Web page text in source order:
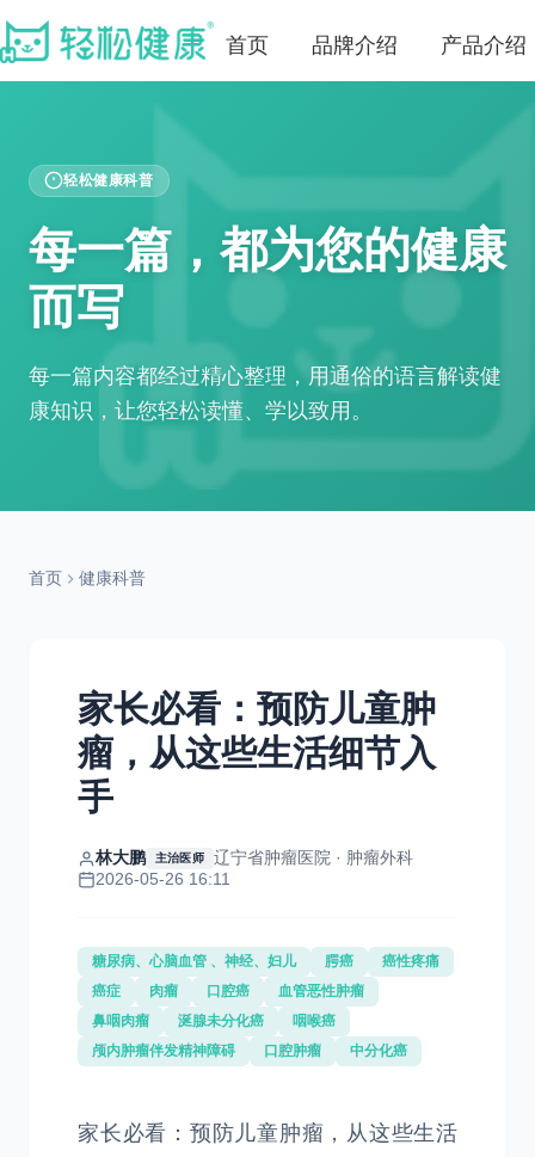
首页 品牌介绍 产品介绍
轻松健康科普
每一篇，都为您的健康
而写
每一篇内容都经过精心整理，用通俗的语言解读健
康知识，让您轻松读懂、学以致用。
首页 健康科普
家长必看：预防儿童肿
瘤，从这些生活细节入
手
林大鹏 主治医师
辽宁省肿瘤医院 · 肿瘤外科
2026-05-26 16:11
糖尿病、心脑血管 、神经、妇儿 腭癌
癌性疼痛
癌症
肉瘤 口腔癌
血管恶性肿瘤
鼻咽肉瘤
涎腺未分化癌
咽喉癌
颅内肿瘤伴发精神障碍
口腔肿瘤 中分化癌
家长必看：预防儿童肿瘤，从这些生活